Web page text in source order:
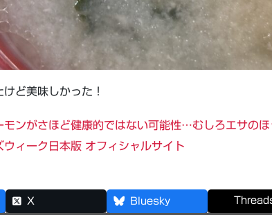
ど美味しかった！
モンがさほど健康的ではない可能性…むしろエサの
ウィーク日本版 オフィシャルサイト
X Bluesky